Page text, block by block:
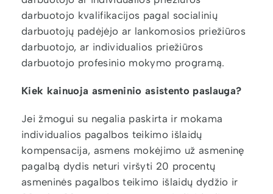
darbuotojo kvalifikacijos pagal socialinių
darbuotojų padėjėjo ar lankomosios priežiūros
darbuotojo, ar individualios priežiūros
darbuotojo profesinio mokymo programą.
Kiek kainuoja asmeninio asistento paslauga?
Jei žmogui su negalia paskirta ir mokama
individualios pagalbos teikimo išlaidų
kompensacija, asmens mokėjimo už asmeninę
pagalbą dydis neturi viršyti 20 procentų
asmeninės pagalbos teikimo išlaidų dydžio ir